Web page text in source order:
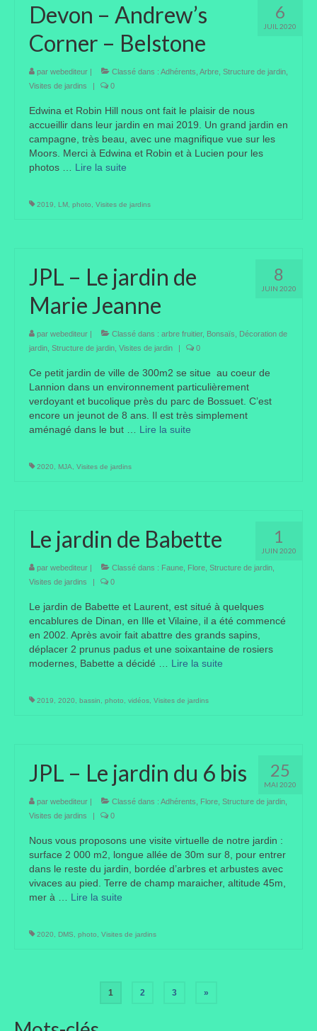
6
JUIL 2020
Devon – Andrew’s
Corner – Belstone
par webediteur | Classé dans : Adhérents Arbre Structure de jardin
Visites de jardins
| 0
Edwina et Robin Hill nous ont fait le plaisir de nous
accueillir dans leur jardin en mai 2019. Un grand jardin en
campagne, très beau, avec une magnifique vue sur les
Moors. Merci à Edwina et Robin et à Lucien pour les
photos … Lire la suite­­
2019 LM photo Visites de jardins
8
JUIN 2020
JPL – Le jardin de
Marie Jeanne
par webediteur | Classé dans : arbre fruitier, Bonsaïs
Décoration de
jardin Structure de jardin Visites de jardin | 0
Ce petit jardin de ville de 300m2 se situe au coeur de
Lannion dans un environnement particulièrement
verdoyant et bucolique près du parc de Bossuet. C’est
encore un jeunot de 8 ans. Il est très simplement
aménagé dans le but … Lire la suite­­
2020 MJA Visites de jardins
1
JUIN 2020
Le jardin de Babette
par webediteur | Classé dans : Faune Flore Structure de jardin
Visites de jardins
| 0
Le jardin de Babette et Laurent, est situé à quelques
encablures de Dinan, en Ille et Vilaine, il a été commencé
en 2002. Après avoir fait abattre des grands sapins,
déplacer 2 prunus padus et une soixantaine de rosiers
modernes, Babette a décidé … Lire la suite­­
2019 2020 bassin photo vidéos Visites de jardins
25
MAI 2020
JPL – Le jardin du 6 bis
par webediteur | Classé dans : Adhérents Flore Structure de jardin
Visites de jardins
| 0
Nous vous proposons une visite virtuelle de notre jardin :
surface 2 000 m2, longue allée de 30m sur 8, pour entrer
dans le reste du jardin, bordée d’arbres et arbustes avec
vivaces au pied. Terre de champ maraicher, altitude 45m,
mer à … Lire la suite­­
2020 DMS photo Visites de jardins
Pagination
des
1 2 3 »